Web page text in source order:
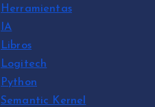
Herramientas
IA
Libros
Logitech
Python
Semantic Kernel